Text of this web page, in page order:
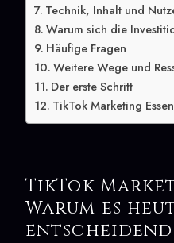
Technik, Inhalt und
Warum sich die
Häufige Fragen
Weitere Wege und
Der erste Schritt
TikTok Marketing
TikTok
Warum es